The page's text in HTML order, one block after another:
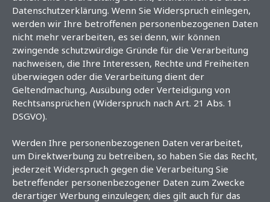
Datenschutzerklärung. Wenn Sie Widerspruch einlegen,
werden wir Ihre betroffenen personenbezogenen Daten
nicht mehr verarbeiten, es sei denn, wir können
zwingende schutzwürdige Gründe für die Verarbeitung
nachweisen, die Ihre Interessen, Rechte und Freiheiten
überwiegen oder die Verarbeitung dient der
Geltendmachung, Ausübung oder Verteidigung von
Rechtsansprüchen (Widerspruch nach Art. 21 Abs. 1
DSGVO).
Werden Ihre personenbezogenen Daten verarbeitet,
um Direktwerbung zu betreiben, so haben Sie das Recht,
jederzeit Widerspruch gegen die Verarbeitung Sie
betreffender personenbezogener Daten zum Zwecke
derartiger Werbung einzulegen; dies gilt auch für das